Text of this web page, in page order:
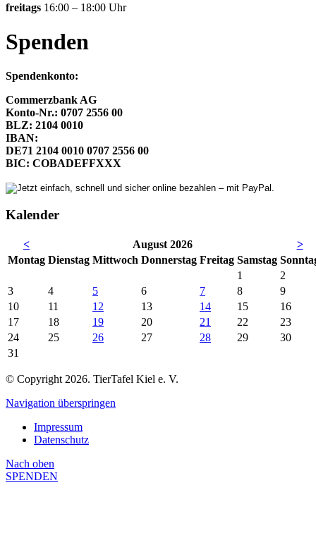
freitags 16:00 – 18:00 Uhr
Spenden
Spendenkonto:
Commerzbank AG
Konto-Nr.: 0707 2556 00
BLZ: 2104 0010
IBAN:
DE71 2104 0010 0707 2556 00
BIC: COBADEFFXXX
Kalender
< August 2026
>
Montag Dienstag Mittwoch Donnerstag Freitag Samstag So
1
2
3
4 5 6 7 8
9
10
11 12 13 14 15
16
17
18 19 20 21 22
23
24
25 26 27 28 29
30
31
© Copyright 2026. TierTafel Kiel e. V.
Navigation überspringen
Impressum
Datenschutz
Nach oben
SPENDEN